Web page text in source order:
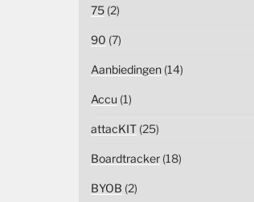
75(2)
90 (7)
Aanbiedingen(14)
Accu (1)
attacKIT(25)
Boardtracker(18)
BYOB (2)